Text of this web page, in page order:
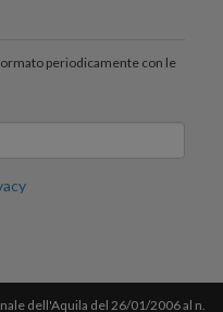
periodicamente con le
dell'Aquila del 26/01/2006 al n.